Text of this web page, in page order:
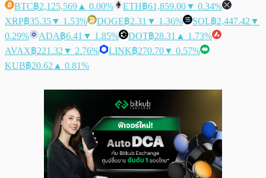
BTC฿2,125,569 ▲ 0.00% ETH฿61,859.00▼ 0.34%
XRP฿35.35▼ 1.53% DOGE฿2.31 ▼ 1.36% SOL฿2,447.42 ▼
0.29%
ADA฿6.41 ▼ 1.85% DOT฿28.31 ▲ 1.73%
AVAX฿221.32 ▼ 2.76% LINK฿270.70▼ 0.57%
KUB฿20.62 ▲ 0.81%